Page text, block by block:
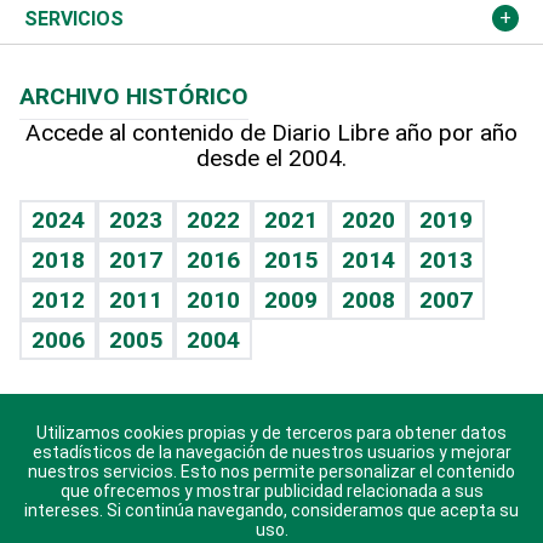
Resto del mundo
Economía personal
Podcast Arte Libre
Hablando con el pediatra
Vida y familia
Eñe
Celebrando la vida
Sin complejos
En pocas palabras
Escuchando al corazón
Economía Personal
Más deportes
Línea de hit
TBT Deportivo
Columnistas
Cambio climático
Opinión
Hecho en casa
Guía del dinero
SERVICIOS
Cumpleaños
Horóscopos
Crucigramas
ARCHIVO HISTÓRICO
Accede al contenido de Diario Libre año por año
desde el 2004.
2024 2023 2022 2021 2020
2019
2018
2017 2016 2015 2014
2013
2012
2011 2010 2009 2008
2007
2006
2005 2004
Descarga nuestras aplicaciones para Android, iOS y
sistema Huawei.
Utilizamos cookies propias y de terceros para obtener datos
estadísticos de la navegación de nuestros usuarios y mejorar
nuestros servicios. Esto nos permite personalizar el contenido
que ofrecemos y mostrar publicidad relacionada a sus
intereses. Si continúa navegando, consideramos que acepta su
uso.